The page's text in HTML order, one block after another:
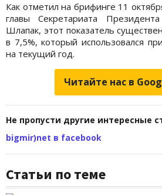
Как отметил на брифинге 11
главы Секретариата
Шлапак, этот показатель
в 7,5%, который использовался
на текущий год.
Читайте нас в
Не пропусти другие интересные
bigmir)net в facebook
Статьи по теме